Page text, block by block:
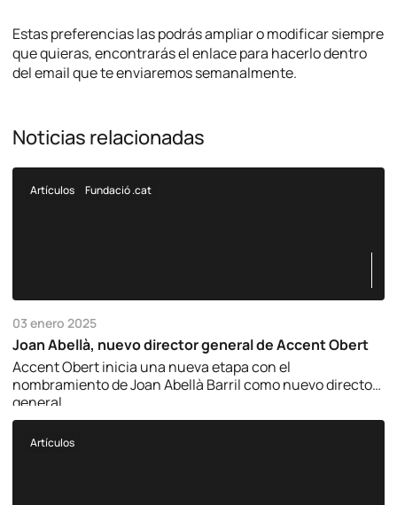
Estas preferencias las podrás ampliar o modificar siempre
que quieras, encontrarás el enlace para hacerlo dentro
del email que te enviaremos semanalmente.
Noticias relacionadas
Artículos Fundació .cat
03 enero 2025
Joan Abellà, nuevo director general de Accent Obert
Accent Obert inicia una nueva etapa con el
nombramiento de Joan Abellà Barril como nuevo director
general.
Artículos